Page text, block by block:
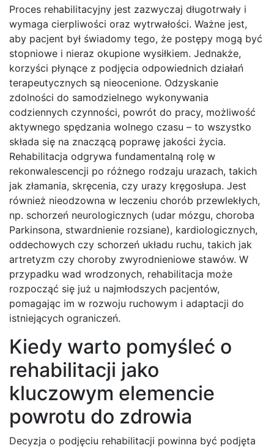
Proces rehabilitacyjny jest zazwyczaj długotrwały i
wymaga cierpliwości oraz wytrwałości. Ważne jest,
aby pacjent był świadomy tego, że postępy mogą być
stopniowe i nieraz okupione wysiłkiem. Jednakże,
korzyści płynące z podjęcia odpowiednich działań
terapeutycznych są nieocenione. Odzyskanie
zdolności do samodzielnego wykonywania
codziennych czynności, powrót do pracy, możliwość
aktywnego spędzania wolnego czasu – to wszystko
składa się na znaczącą poprawę jakości życia.
Rehabilitacja odgrywa fundamentalną rolę w
rekonwalescencji po różnego rodzaju urazach, takich
jak złamania, skręcenia, czy urazy kręgosłupa. Jest
również nieodzowna w leczeniu chorób przewlekłych,
np. schorzeń neurologicznych (udar mózgu, choroba
Parkinsona, stwardnienie rozsiane), kardiologicznych,
oddechowych czy schorzeń układu ruchu, takich jak
artretyzm czy choroby zwyrodnieniowe stawów. W
przypadku wad wrodzonych, rehabilitacja może
rozpocząć się już u najmłodszych pacjentów,
pomagając im w rozwoju ruchowym i adaptacji do
istniejących ograniczeń.
Kiedy warto pomyśleć o
rehabilitacji jako
kluczowym elemencie
powrotu do zdrowia
Decyzja o podjęciu rehabilitacji powinna być podjęta